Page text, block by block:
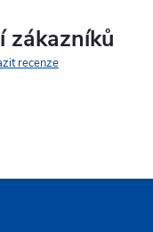
zákazníků
recenze